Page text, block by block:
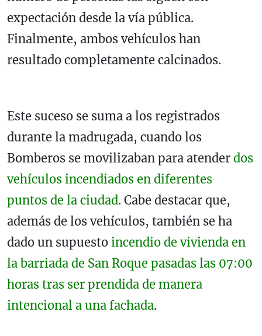
expectación desde la vía pública.
Finalmente, ambos vehículos han
resultado completamente calcinados.
Este suceso se suma a los registrados
durante la madrugada, cuando los
Bomberos se movilizaban para atender dos
vehículos incendiados en diferentes
puntos de la ciudad. Cabe destacar que,
además de los vehículos, también se ha
dado un supuesto incendio de vivienda en
la barriada de San Roque pasadas las 07:00
horas tras ser prendida de manera
intencional a una fachada.